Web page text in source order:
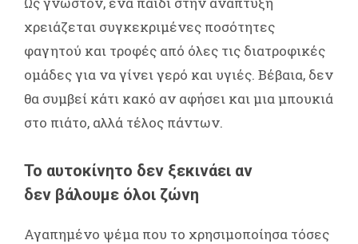
χρειάζεται συγκεκριμένες ποσότητες
φαγητού και τροφές από όλες τις διατροφικές
ομάδες για να γίνει γερό και υγιές. Βέβαια, δεν
θα συμβεί κάτι κακό αν αφήσει και μια μπουκιά
στο πιάτο, αλλά τέλος πάντων.
Το αυτοκίνητο δεν ξεκινάει αν
δεν βάλουμε όλοι ζώνη
Αγαπημένο ψέμα που το χρησιμοποίησα τόσες